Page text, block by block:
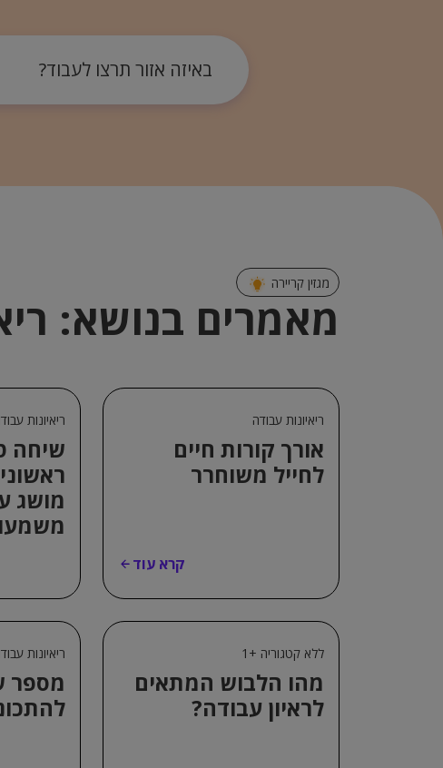
באיזה אזור תרצו לעבוד?
מגזין קריירה
מאמרים בנושא:
ריאיונות עבודה
אורך קורות חיים
לחייל משוחרר
קרא עוד
ריאיונות
שיחה
מושג
ללא קטגוריה +1
מהו הלבוש המתאים
לראיון עבודה?
ריאיונות
מספר